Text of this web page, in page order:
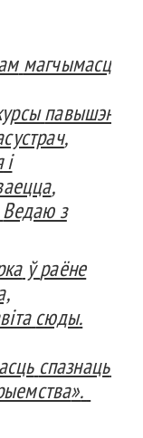
магчымасць
павышэння
,
і
,
Ведаю з
ўраёне
сюды.
спазнаць
».